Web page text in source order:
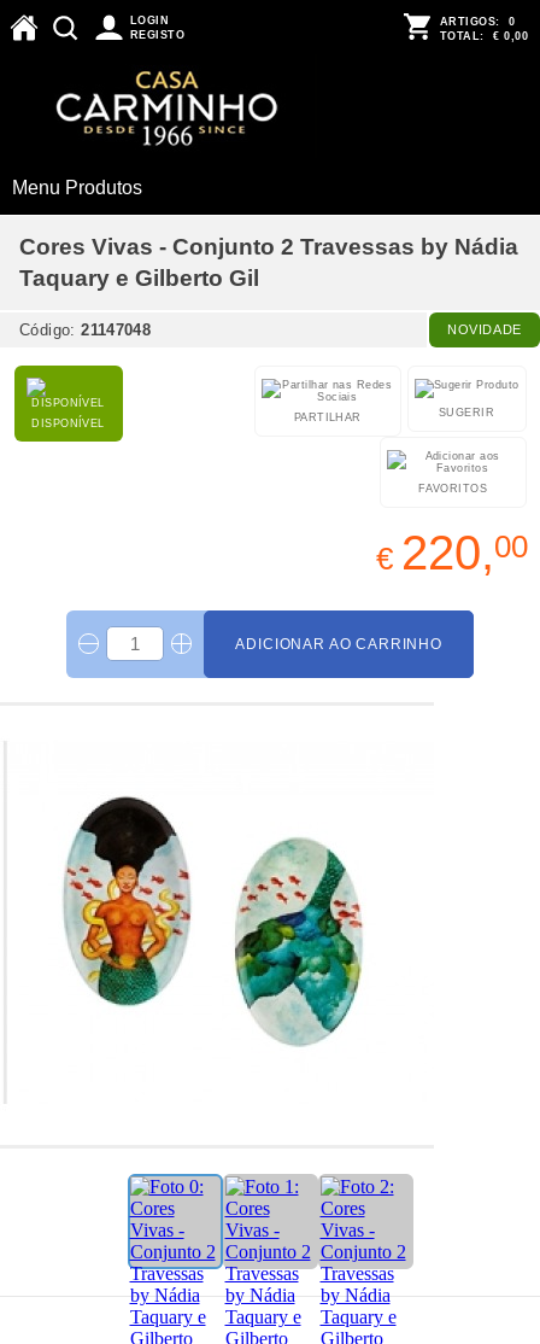
LOGIN
REGISTO
ARTIGOS: 0
TOTAL: € 0,00
Menu Produtos
Cores Vivas - Conjunto 2 Travessas by Nádia
Taquary e Gilberto Gil
Código:21147048 NOVIDADE
DISPONÍVEL
SUGERIR
PARTILHAR
FAVORITOS
€ 220,00
ADICIONAR AO CARRINHO